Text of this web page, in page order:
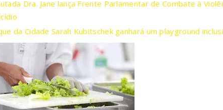
Dra. Jane lança Frente Parlamentar de Combate à
da Cidade Sarah Kubitschek ganhará um playground